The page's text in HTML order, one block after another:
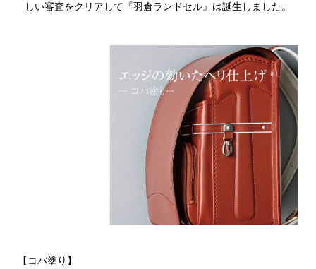
しい審査をクリアして『羽倉ランドセル』は誕生しました。
【コバ塗り】